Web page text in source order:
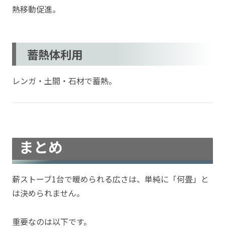
熱移動促進。
蓄熱体利用
レンガ・土間・石材で蓄熱。
まとめ
薪ストーブ1台で暖められる広さは、単純に「何畳」と
は決められません。
重要なのは以下です。